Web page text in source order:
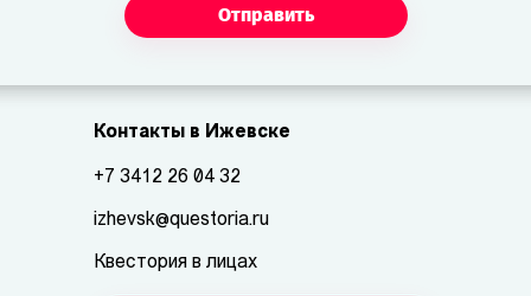
Отправить
Контакты в Ижевске
+7 3412 26 04 32
izhevsk@questoria.ru
Квестория в лицах